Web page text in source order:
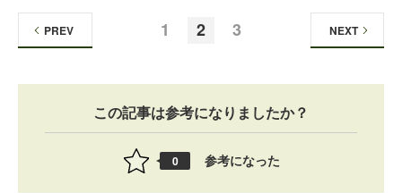
1 2 3
PREV NEXT
この記事は参考になりましたか？
0 参考になった